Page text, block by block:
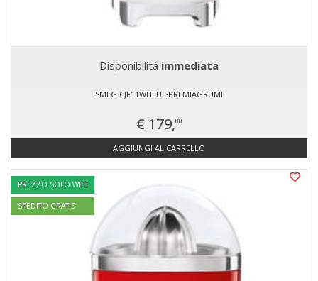
Disponibilità immediata
SMEG CJF11WHEU SPREMIAGRUMI
€ 179,00
AGGIUNGI AL CARRELLO
PREZZO SOLO WEB
SPEDITO GRATIS